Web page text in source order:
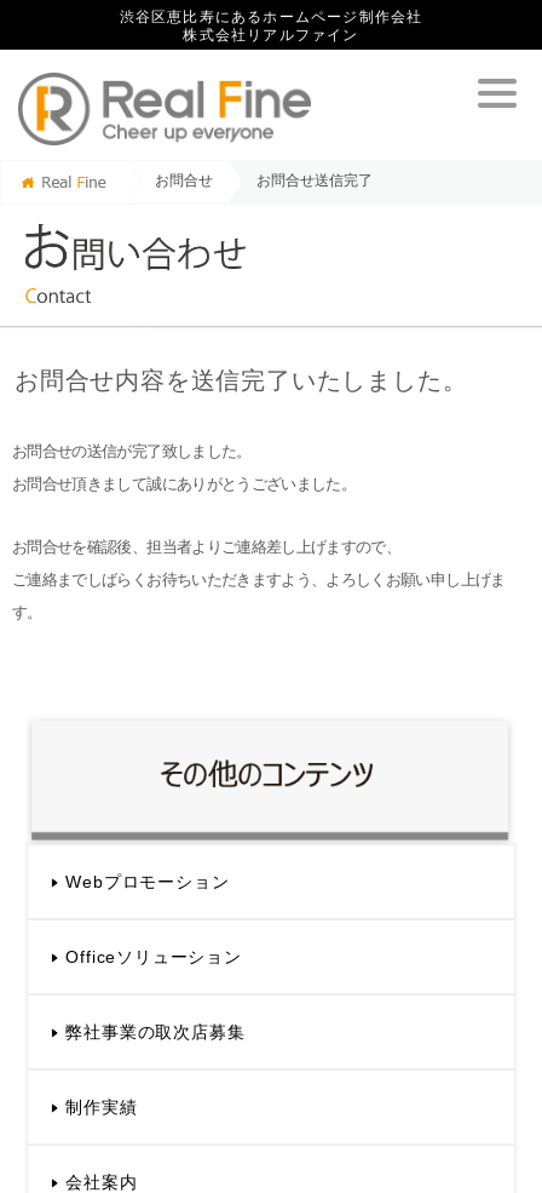
渋谷区恵比寿にあるホームページ制作会社
株式会社リアルファイン
お問合せ お問合せ送信完了
お問合せ内容を送信完了いたしました。
お問合せの送信が完了致しました。
お問合せ頂きまして誠にありがとうございました。
お問合せを確認後、担当者よりご連絡差し上げますので、
ご連絡までしばらくお待ちいただきますよう、よろしくお願い申し上げま
す。
Webプロモーション
Officeソリューション
弊社事業の取次店募集
制作実績
会社案内